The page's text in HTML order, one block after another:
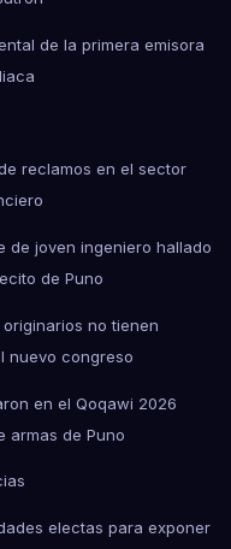
de la primera emisora
reclamos en el sector
de joven ingeniero hallado
de Puno
no tienen
nuevo congreso
en el Qoqawi 2026
armas de Puno
electas para exponer